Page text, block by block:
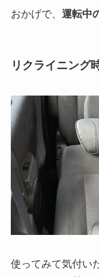
おかげで、 運転中
リクライニング
使ってみて気付い